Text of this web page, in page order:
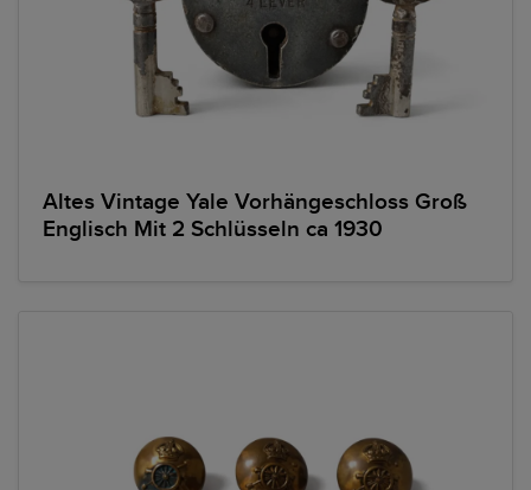
Altes Vintage Yale Vorhängeschloss Groß
Englisch Mit 2 Schlüsseln ca 1930